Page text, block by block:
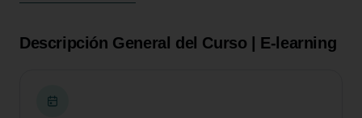
Descripción General del Curso | E-learning